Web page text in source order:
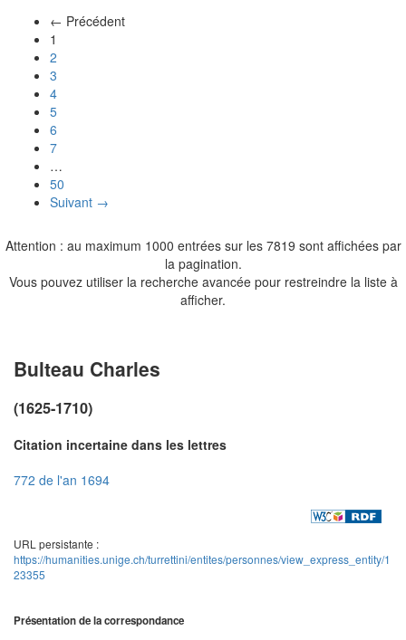
← Précédent
1
2
3
4
5
6
7
…
50
Suivant →
Attention : au maximum 1000 entrées sur les 7819 sont affichées par
la pagination.
Vous pouvez utiliser la recherche avancée pour restreindre la liste à
afficher.
Bulteau Charles
(1625-1710)
Citation incertaine dans les lettres
772 de l'an 1694
URL persistante :
https://humanities.unige.ch/turrettini/entites/personnes/view_express_entity/1
23355
Présentation de la correspondance